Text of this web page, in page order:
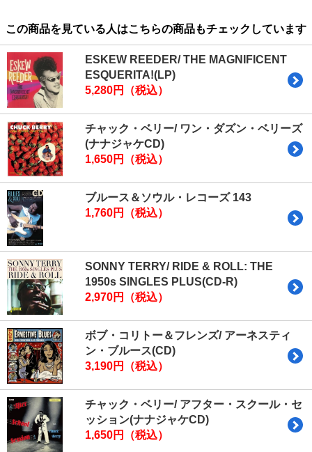
この商品を見ている人はこちらの商品もチェックしています
ESKEW REEDER/ THE MAGNIFICENT
ESQUERITA!(LP)
5,280円（税込）
チャック・ベリー/ ワン・ダズン・ベリーズ
(ナナジャケCD)
1,650円（税込）
ブルース＆ソウル・レコーズ 143
1,760円（税込）
SONNY TERRY/ RIDE & ROLL: THE
1950s SINGLES PLUS(CD-R)
2,970円（税込）
ボブ・コリトー＆フレンズ/ アーネスティ
ン・ブルース(CD)
3,190円（税込）
チャック・ベリー/ アフター・スクール・セ
ッション(ナナジャケCD)
1,650円（税込）